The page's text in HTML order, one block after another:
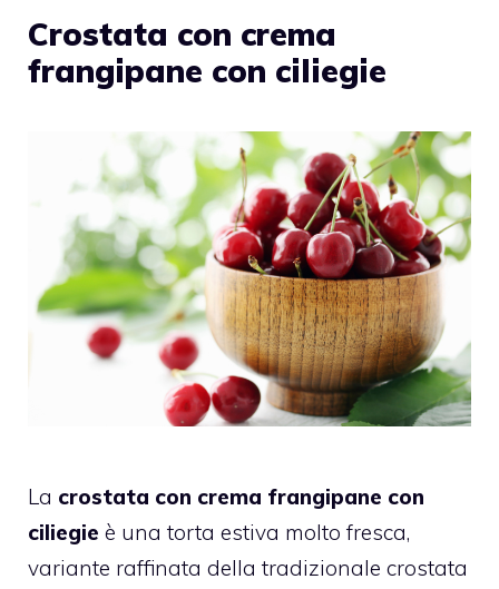
Crostata con crema
frangipane con ciliegie
La crostata con crema frangipane con
ciliegie è una torta estiva molto fresca,
variante raffinata della tradizionale crostata